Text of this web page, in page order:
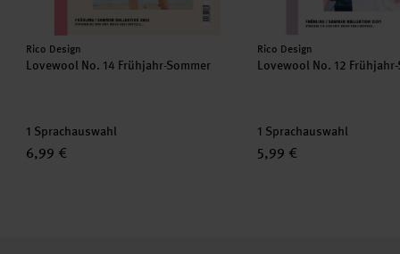
Hersteller:
Rico Design
Lovewool No. 14 Frühjahr-Sommer
1 Sprachauswahl
6,99 €
Hersteller:
Rico Design
Lovewool No. 12
1 Sprachauswahl
5,99 €